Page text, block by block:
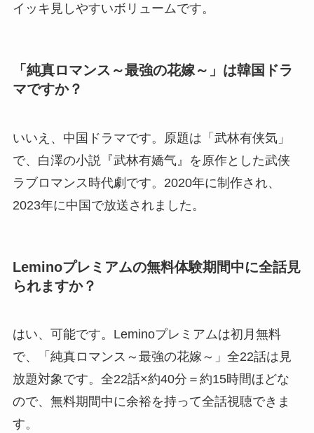
イッキ見しやすいボリュームです。
「純真ロマンス～最強の花嫁～」は韓国ドラ
マですか？
いいえ、中国ドラマです。原題は「武林有侠気」
で、白澤の小説『武林有嬌气』を原作とした武侠
ラブロマンス時代劇です。2020年に制作され、
2023年に中国で放送されました。
Leminoプレミアムの無料体験期間中に全話見
られますか？
はい、可能です。Leminoプレミアムは初月無料
で、「純真ロマンス～最強の花嫁～」全22話は見
放題対象です。全22話×約40分＝約15時間ほどな
ので、無料期間中に余裕を持って全話視聴できま
す。